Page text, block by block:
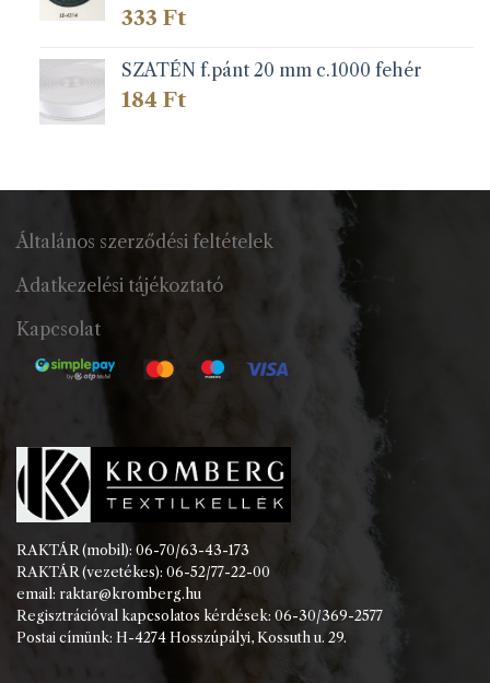
333 Ft
SZATÉN f.pánt 20 mm c.1000 fehér
184 Ft
Általános szerződési feltételek
Adatkezelési tájékoztató
Kapcsolat
RAKTÁR (mobil): 06-70/63-43-173
RAKTÁR (vezetékes): 06-52/77-22-00
email: raktar@kromberg.hu
Regisztrációval kapcsolatos kérdések: 06-30/369-2577
Postai címünk: H-4274 Hosszúpályi, Kossuth u. 29.